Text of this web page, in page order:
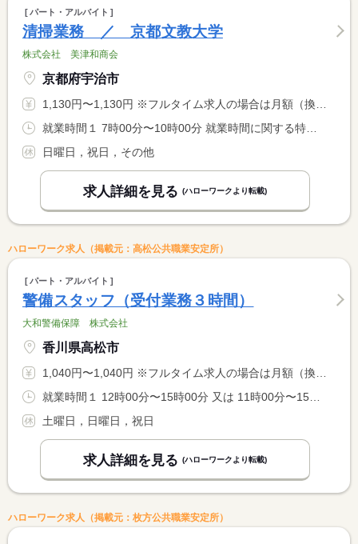
パート・アルバイト
清掃業務 ／ 京都文教大学
株式会社 美津和商会
京都府宇治市
1,130円〜1,130円 ※フルタイム求人の場合は月額（換算額）、パート求人の場合は時間額を表示しています。
日曜日，祝日，その他
求人詳細を見る (ハローワークより転載)
ハローワーク求人（掲載元：高松公共職業安定所）
パート・アルバイト
警備スタッフ（受付業務３時間）
大和警備保障 株式会社
香川県高松市
1,040円〜1,040円 ※フルタイム求人の場合は月額（換算額）、パート求人の場合は時間額を表示しています。
土曜日，日曜日，祝日
求人詳細を見る (ハローワークより転載)
ハローワーク求人（掲載元：枚方公共職業安定所）